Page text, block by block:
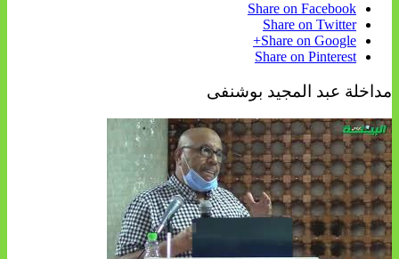
Share on Facebook
Share on Twitter
Share on Google+
Share on Pinterest
مداخلة عبد المجيد بوشنفى